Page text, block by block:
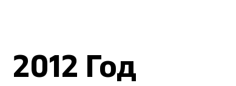
2012 Год